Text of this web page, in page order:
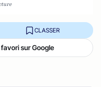
CLASSER
sur Google